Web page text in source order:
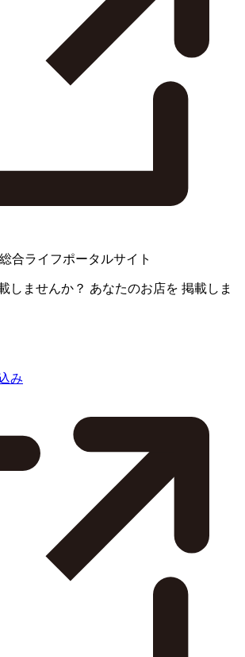
合ライフポータルサイト
しませんか？ あなたのお店を 掲載しま
み